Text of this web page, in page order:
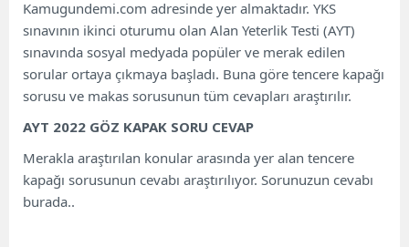
Kamugundemi.com adresinde yer almaktadır. YKS
sınavının ikinci oturumu olan Alan Yeterlik Testi (AYT)
sınavında sosyal medyada popüler ve merak edilen
sorular ortaya çıkmaya başladı. Buna göre tencere kapağı
sorusu ve makas sorusunun tüm cevapları araştırılır.
AYT 2022 GÖZ KAPAK SORU CEVAP
Merakla araştırılan konular arasında yer alan tencere
kapağı sorusunun cevabı araştırılıyor. Sorunuzun cevabı
burada..